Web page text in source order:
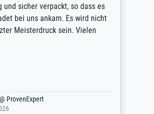
und sicher verpackt, so dass es
bei uns ankam. Es wird nicht
Meisterdruck sein. Vielen
ProvenExpert